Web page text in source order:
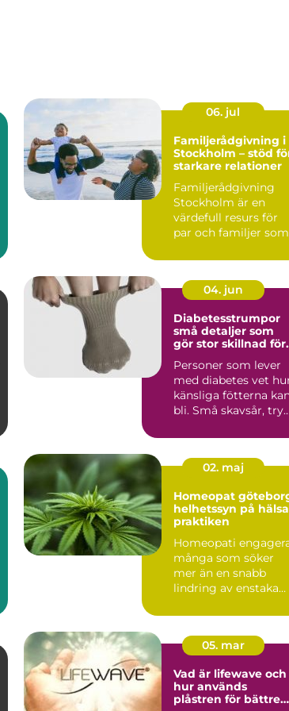
06. jul
Familjerådgivning i
Stockholm – stöd
starkare relationer
Familjerådgivning
Stockholm är en
värdefull resurs för
par och familjer som
04. jun
Diabetesstrumpor
små detaljer som
gör stor skillnad för
Personer som lever
med diabetes vet
känsliga fötterna
bli. Små skavsår,
02. maj
Homeopat
helhetssyn på
praktiken
Homeopati
många som söker
mer än en snabb
lindring av enstaka
finns fl...
05. mar
Vad är lifewave och
hur används
plåstren för bättre